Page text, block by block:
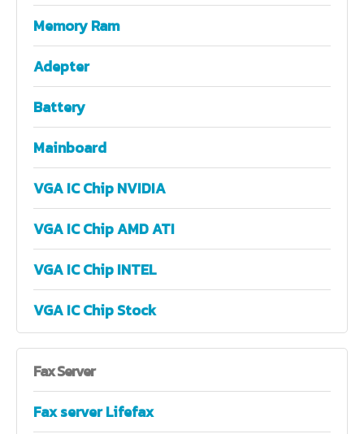
Memory Ram
Adepter
Battery
Mainboard
VGA IC Chip NVIDIA
VGA IC Chip AMD ATI
VGA IC Chip INTEL
VGA IC Chip Stock
FaxServer
Fax server Lifefax